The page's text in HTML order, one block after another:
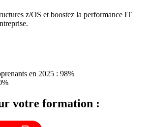
z/OS et boostez la performance IT
en 2025 : 98%
votre formation :